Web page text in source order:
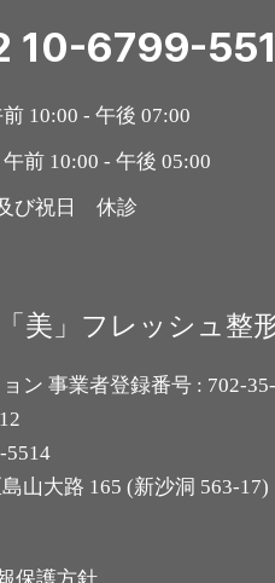
10-6799-
10:00 - 午後 07:00
前 10:00 - 午後 05:00
び祝日 休診
美」フレッシュ整
ン 事業者登録番号 : 702-
5514
山大路 165 (新沙洞 563-
保護方針